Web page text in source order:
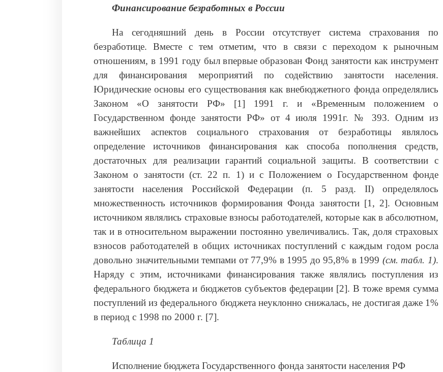
Финансирование безработных в России
На сегодняшний день в России отсутствует система страхования по
безработице. Вместе с тем отметим, что в связи с переходом к рыночным
отношениям, в 1991 году был впервые образован Фонд занятости как инструмент
для финансирования мероприятий по содействию занятости населения.
Юридические основы его существования как внебюджетного фонда определялись
Законом «О занятости РФ» [1] 1991 г. и «Временным положением о
Государственном фонде занятости РФ» от 4 июля 1991г. № 393. Одним из
важнейших аспектов социального страхования от безработицы являлось
определение источников финансирования как способа пополнения средств,
достаточных для реализации гарантий социальной защиты. В соответствии с
Законом о занятости (ст. 22 п. 1) и с Положением о Государственном фонде
занятости населения Российской Федерации (п. 5 разд. II) определялось
множественность источников формирования Фонда занятости [1, 2]. Основным
источником являлись страховые взносы работодателей, которые как в абсолютном,
так и в относительном выражении постоянно увеличивались. Так, доля страховых
взносов работодателей в общих источниках поступлений с каждым годом росла
довольно значительными темпами от 77,9% в 1995 до 95,8% в 1999 (см. табл. 1).
Наряду с этим, источниками финансирования также являлись поступления из
федерального бюджета и бюджетов субъектов федерации [2]. В тоже время сумма
поступлений из федерального бюджета неуклонно снижалась, не достигая даже 1%
в период с 1998 по 2000 г. [7].
Таблица 1
Исполнение бюджета Государственного фонда занятости населения РФ